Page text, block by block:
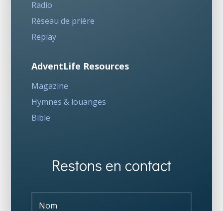
Radio
Réseau de prière
Replay
AdventLife Resources
Magazine
Hymnes & louanges
Bible
Restons en contact